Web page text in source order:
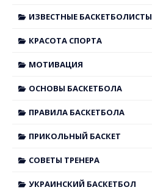
ИЗВЕСТНЫЕ БАСКЕТБОЛИСТЫ
КРАСОТА СПОРТА
МОТИВАЦИЯ
ОСНОВЫ БАСКЕТБОЛА
ПРАВИЛА БАСКЕТБОЛА
ПРИКОЛЬНЫЙ БАСКЕТ
СОВЕТЫ ТРЕНЕРА
УКРАИНСКИЙ БАСКЕТБОЛ